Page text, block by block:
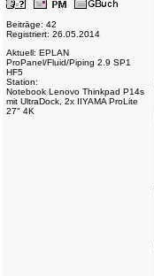
Beiträge: 42
Registriert: 26.05.2014
Aktuell: EPLAN
ProPanel/Fluid/Piping 2.9 SP1
HF5
Station:
Notebook Lenovo Thinkpad P14s
mit UltraDock, 2x IIYAMA ProLite
27" 4K